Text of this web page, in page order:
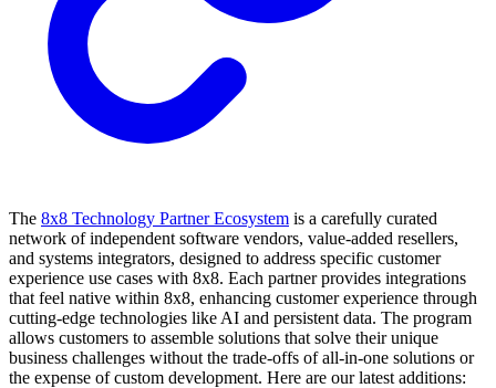
The 8x8 Technology Partner Ecosystem is a carefully curated
network of independent software vendors, value-added resellers,
and systems integrators, designed to address specific customer
experience use cases with 8x8. Each partner provides integrations
that feel native within 8x8, enhancing customer experience through
cutting-edge technologies like AI and persistent data. The program
allows customers to assemble solutions that solve their unique
business challenges without the trade-offs of all-in-one solutions or
the expense of custom development. Here are our latest additions: